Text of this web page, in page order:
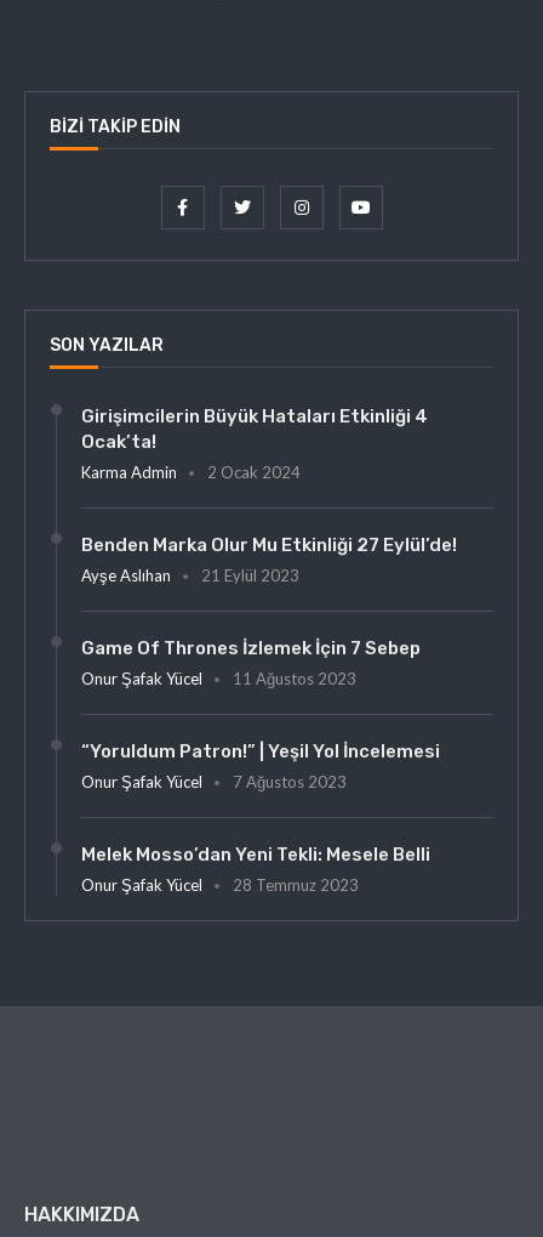
BIZI TAKIP EDIN
SON YAZILAR
Girişimcilerin Büyük Hataları Etkinliği 4
Ocak’ta!
Karma Admin 2 Ocak 2024
Benden Marka Olur Mu Etkinliği 27 Eylül’de!
Ayşe Aslıhan 21 Eylül 2023
Game Of Thrones İzlemek İçin 7 Sebep
Onur Şafak Yücel 11 Ağustos 2023
“Yoruldum Patron!” | Yeşil Yol İncelemesi
Onur Şafak Yücel 7 Ağustos 2023
Melek Mosso’dan Yeni Tekli: Mesele Belli
Onur Şafak Yücel 28 Temmuz 2023
HAKKIMIZDA